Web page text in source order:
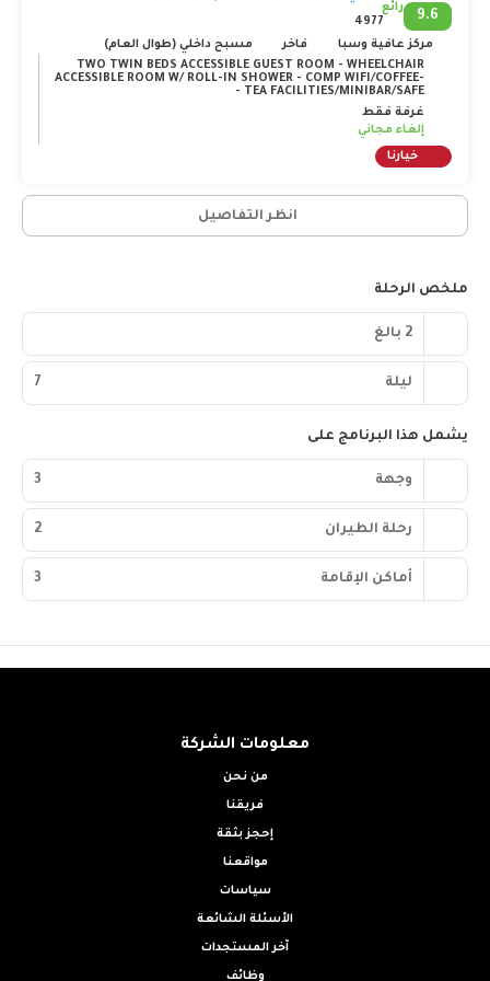
9.6
رائع
4977
مركز عافية وسبا
فاخر
مسبح داخلي (طوال العام)
TWO TWIN BEDS ACCESSIBLE GUEST ROOM - WHEELCHAIR
ACCESSIBLE ROOM W/ ROLL-IN SHOWER - COMP WIFI/COFFEE-
TEA FACILITIES/MINIBAR/SAFE -
غرفة فقط
إلغاء مجاني
خيارنا
انظر التفاصيل
ملخص الرحلة
2 بالغ
ليلة 7
يشمل هذا البرنامج على
وجهة 3
رحلة الطيران 2
أماكن الإقامة 3
معلومات الشركة
من نحن
فريقنا
إحجز بثقة
مواقعنا
سياسات
الأسئلة الشائعة
آخر المستجدات
وظائف